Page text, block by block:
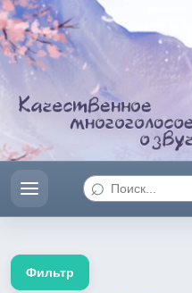
⌕
Фильтр